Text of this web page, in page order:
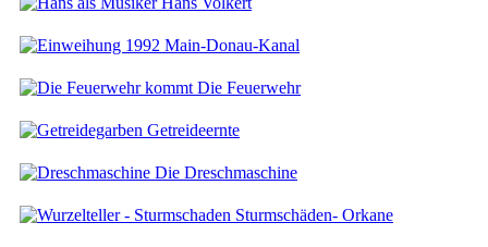
Main-Donau-Kanal
Die Feuerwehr
Getreideernte
Die Dreschmaschine
Sturmschäden- Orkane